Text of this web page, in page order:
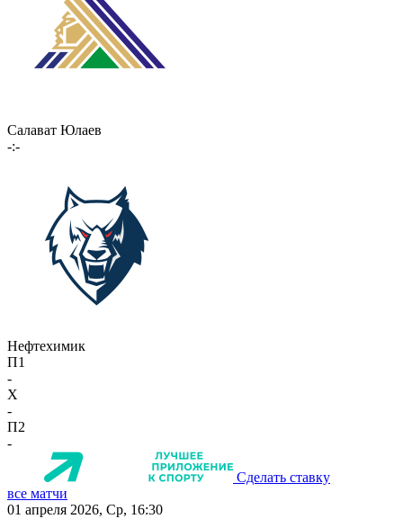
Салават Юлаев
-:-
Нефтехимик
П1
-
X
-
П2
-
Сделать ставку
все матчи
01 апреля 2026, Ср, 16:30